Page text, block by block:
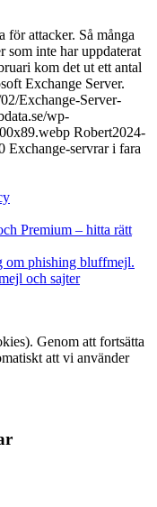
för attacker. Så många
som inte har uppdaterat
kom det ut ett antal
Exchange Server.
Exchange-Server-
wp-
Robert2024-
Exchange-servrar i fara
Premium – hitta rätt
och sajter
Genom att fortsätta
att vi använder